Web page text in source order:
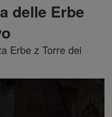
delle Erbe
Erbe z Torre dei